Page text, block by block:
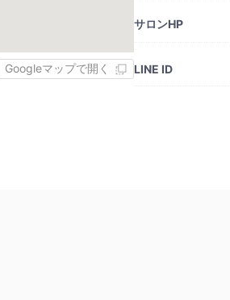
Googleマップで開く
サロンHP
LINE ID